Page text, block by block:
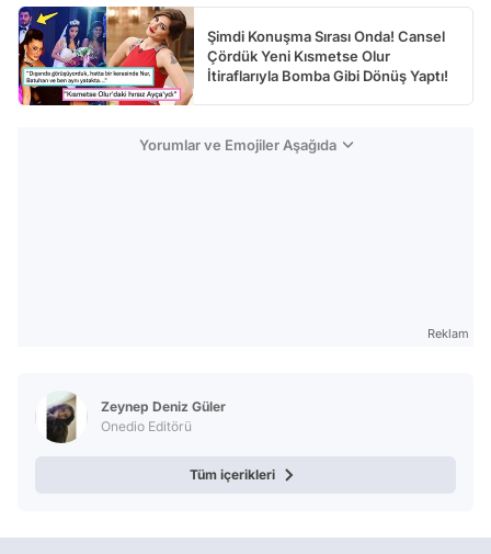
Şimdi Konuşma Sırası Onda! Cansel
Çördük Yeni Kısmetse Olur
İtiraflarıyla Bomba Gibi Dönüş Yaptı!
Yorumlar ve Emojiler Aşağıda
Reklam
Zeynep Deniz Güler
Onedio Editörü
Tüm içerikleri